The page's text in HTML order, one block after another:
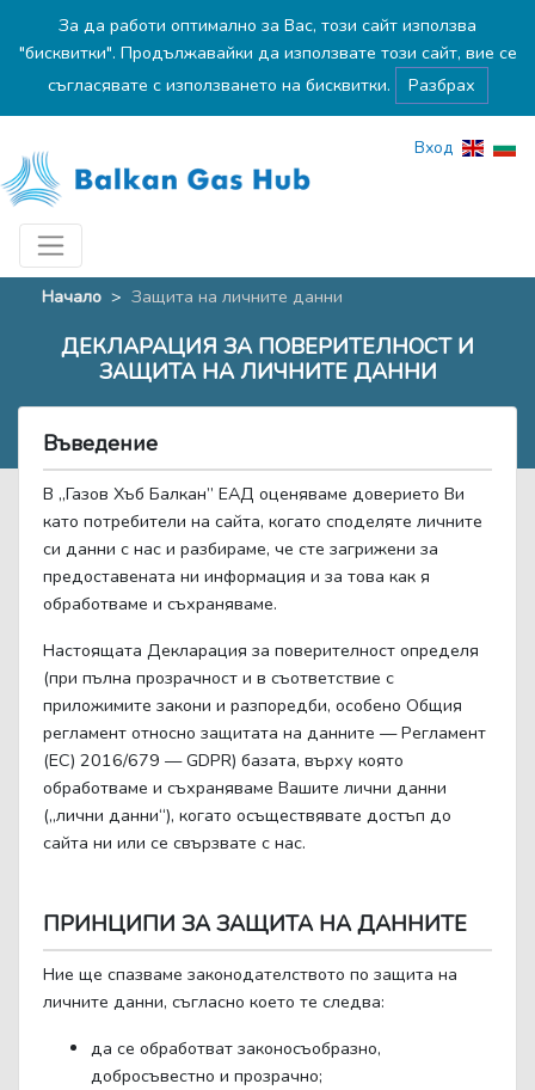
За да работи оптимално за Вас, този сайт използва
"бисквитки". Продължавайки да използвате този сайт, вие се
съгласявате с използването на бисквитки.
Разбрах
Вход
Начало > Защита на личните данни
ДЕКЛАРАЦИЯ ЗА ПОВЕРИТЕЛНОСТ И
ЗАЩИТА НА ЛИЧНИТЕ ДАННИ
Въведение
В „Газов Хъб Балкан” ЕАД оценяваме доверието Ви
като потребители на сайта, когато споделяте личните
си данни с нас и разбираме, че сте загрижени за
предоставената ни информация и за това как я
обработваме и съхраняваме.
Настоящата Декларация за поверителност определя
(при пълна прозрачност и в съответствие с
приложимите закони и разпоредби, особено Общия
регламент относно защитата на данните — Регламент
(ЕС) 2016/679 — GDPR) базата, върху която
обработваме и съхраняваме Вашите лични данни
(„лични данни“), когато осъществявате достъп до
сайта ни или се свързвате с нас.
ПРИНЦИПИ ЗА ЗАЩИТА НА ДАННИТЕ
Ние ще спазваме законодателството по защита на
личните данни, съгласно което те следва:
да се обработват законосъобразно,
добросъвестно и прозрачно;